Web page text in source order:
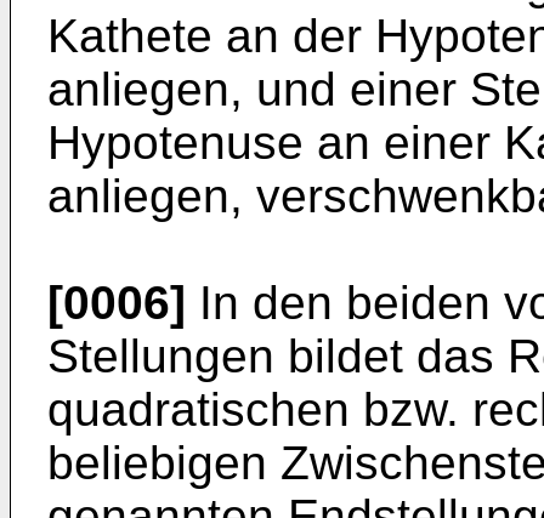
Kathete an der
anliegen, und einer
Hypotenuse an einer
anliegen,
[0006] In den beiden
Stellungen bildet das
quadratischen bzw.
beliebigen